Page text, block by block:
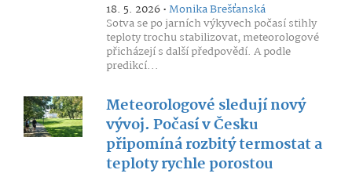
18. 5. 2026 •Monika Brešťanská
Sotva se po jarních výkyvech počasí stihly
teploty trochu stabilizovat, meteorologové
přicházejí s další předpovědí. A podle
predikcí...
Meteorologové sledují nový
vývoj. Počasí v Česku
připomíná rozbitý termostat a
teploty rychle porostou